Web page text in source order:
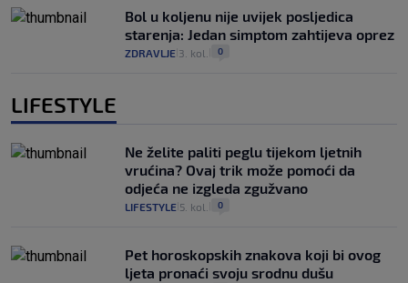
Bol u koljenu nije uvijek posljedica
starenja: Jedan simptom zahtijeva oprez
ZDRAVLJE 3. kol. 0
LIFESTYLE
Ne želite paliti peglu tijekom ljetnih
vrućina? Ovaj trik može pomoći da
odjeća ne izgleda zgužvano
LIFESTYLE 5. kol. 0
Pet horoskopskih znakova koji bi ovog
ljeta pronaći svoju srodnu dušu